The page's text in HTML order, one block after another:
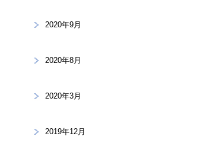
2020年9月
2020年8月
2020年3月
2019年12月